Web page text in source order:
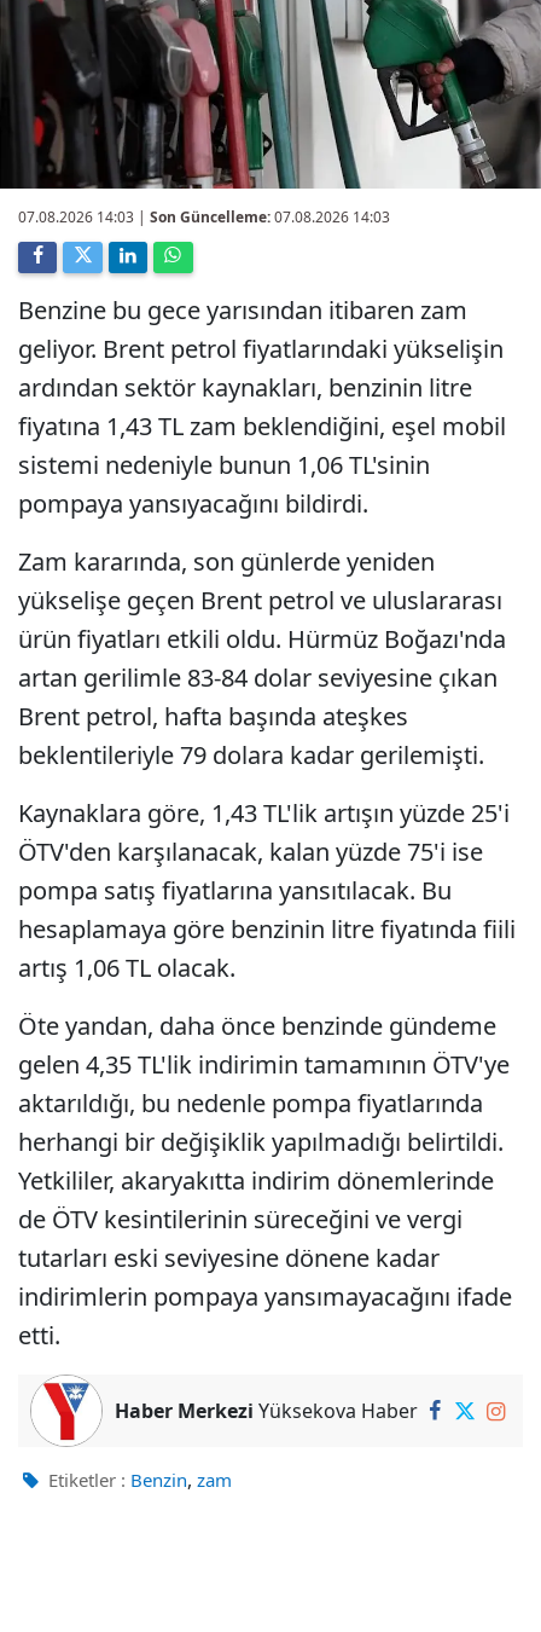
07.08.2026 14:03 | Son Güncelleme:07.08.2026 14:03
Benzine bu gece yarısından itibaren zam
geliyor. Brent petrol fiyatlarındaki yükselişin
ardından sektör kaynakları, benzinin litre
fiyatına 1,43 TL zam beklendiğini, eşel mobil
sistemi nedeniyle bunun 1,06 TL'sinin
pompaya yansıyacağını bildirdi.
Zam kararında, son günlerde yeniden
yükselişe geçen Brent petrol ve uluslararası
ürün fiyatları etkili oldu. Hürmüz Boğazı'nda
artan gerilimle 83-84 dolar seviyesine çıkan
Brent petrol, hafta başında ateşkes
beklentileriyle 79 dolara kadar gerilemişti.
Kaynaklara göre, 1,43 TL'lik artışın yüzde 25'i
ÖTV'den karşılanacak, kalan yüzde 75'i ise
pompa satış fiyatlarına yansıtılacak. Bu
hesaplamaya göre benzinin litre fiyatında fiili
artış 1,06 TL olacak.
Öte yandan, daha önce benzinde gündeme
gelen 4,35 TL'lik indirimin tamamının ÖTV'ye
aktarıldığı, bu nedenle pompa fiyatlarında
herhangi bir değişiklik yapılmadığı belirtildi.
Yetkililer, akaryakıtta indirim dönemlerinde
de ÖTV kesintilerinin süreceğini ve vergi
tutarları eski seviyesine dönene kadar
indirimlerin pompaya yansımayacağını ifade
etti.
Haber Merkezi Yüksekova Haber
Etiketler : Benzin, zam